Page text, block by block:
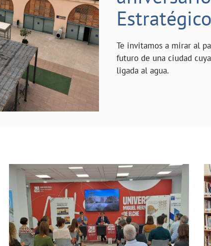
Te invitamos a mirar al
futuro de una ciudad
ligada al agua.